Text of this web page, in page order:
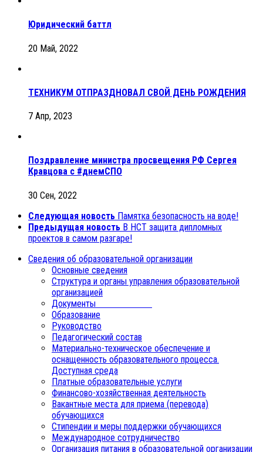
Юридический баттл
20 Май, 2022
ТЕХНИКУМ ОТПРАЗДНОВАЛ СВОЙ ДЕНЬ РОЖДЕНИЯ
7 Апр, 2023
Поздравление министра просвещения РФ Сергея
Кравцова с #днемСПО
30 Сен, 2022
Следующая новость Памятка безопасность на воде!
Предыдущая новость В НСТ защита дипломных
проектов в самом разгаре!
Сведения об образовательной организации
Основные сведения
Структура и органы управления образовательной
организацией
Документы
Образование
Руководство
Педагогический состав
Материально-техническое обеспечение и
оснащенность образовательного процесса.
Доступная среда
Платные образовательные услуги
Финансово-хозяйственная деятельность
Вакантные места для приема (перевода)
обучающихся
Стипендии и меры поддержки обучающихся
Международное сотрудничество
Организация питания в образовательной организации